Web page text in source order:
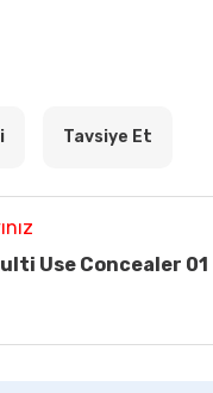
Tavsiye Et
Use Concealer 01